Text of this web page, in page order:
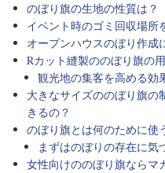
のぼり旗の生地の性質は？
イベント時のゴミ回収場所
オープンハウスのぼり作成
Rカット縫製ののぼり旗の
観光地の集客を高める効
大きなサイズののぼり旗の
きるの？
のぼり旗とは何のために使
まずはのぼりの存在に気
女性向けののぼり旗ならマ